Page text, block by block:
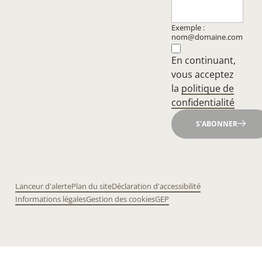
Exemple :
nom@domaine.com
En continuant,
vous acceptez
la politique de
confidentialité
S'ABONNER
Lanceur d'alertePlan du siteDéclaration d'accessibilité
Informations légalesGestion des cookiesGEP